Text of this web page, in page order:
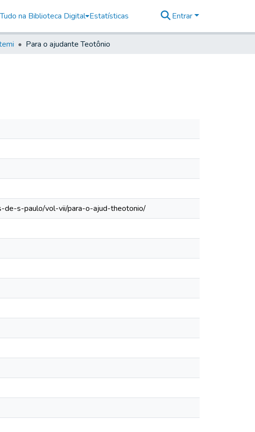
Tudo na Biblioteca Digital Estatísticas Entrar
Para o ajudante Teotônio
de-s-paulo/vol-vii/para-o-ajud-theotonio/